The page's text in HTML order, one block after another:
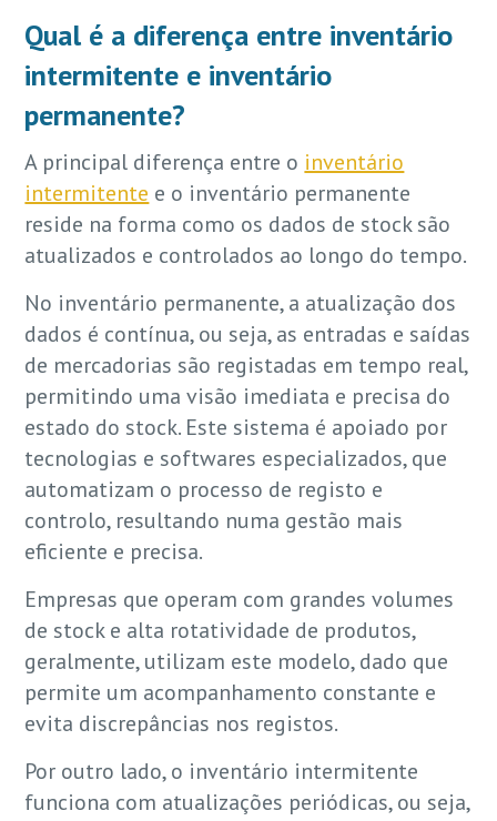
Qual é a diferença entre inventário
intermitente e inventário
permanente?
A principal diferença entre o inventário
intermitente e o inventário permanente
reside na forma como os dados de stock são
atualizados e controlados ao longo do tempo.
No inventário permanente, a atualização dos
dados é contínua, ou seja, as entradas e saídas
de mercadorias são registadas em tempo real,
permitindo uma visão imediata e precisa do
estado do stock. Este sistema é apoiado por
tecnologias e softwares especializados, que
automatizam o processo de registo e
controlo, resultando numa gestão mais
eficiente e precisa.
Empresas que operam com grandes volumes
de stock e alta rotatividade de produtos,
geralmente, utilizam este modelo, dado que
permite um acompanhamento constante e
evita discrepâncias nos registos.
Por outro lado, o inventário intermitente
funciona com atualizações periódicas, ou seja,